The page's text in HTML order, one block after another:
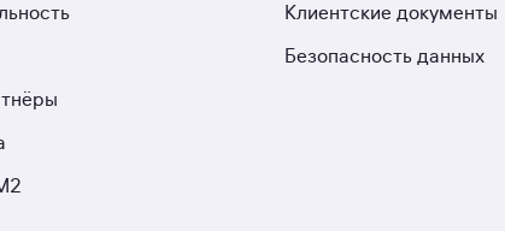
Клиентские документы
Безопасность данных